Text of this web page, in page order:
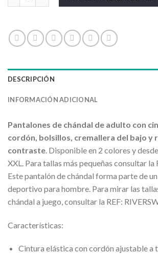
DESCRIPCIÓN
INFORMACIÓN ADICIONAL
Pantalones de chándal de adulto con
cordón, bolsillos, cremallera del bajo y
contraste. Disponible en 2 colores y
XXL. Para tallas más pequeñas consultar la
Este pantalón de chándal forma parte de
deportivo para hombre. Para mirar las
chándal a juego, consultar la REF:
Características:
Cintura elástica con cordón ajustable a